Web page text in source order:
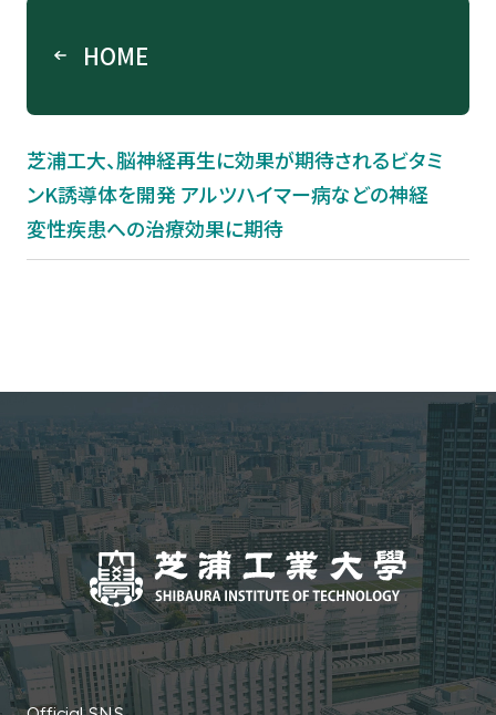
HOME
芝浦工大、脳神経再生に効果が期待されるビタミ
ンK誘導体を開発 アルツハイマー病などの神経
変性疾患への治療効果に期待